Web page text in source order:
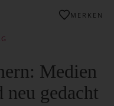
Medien
gedacht
MERKEN